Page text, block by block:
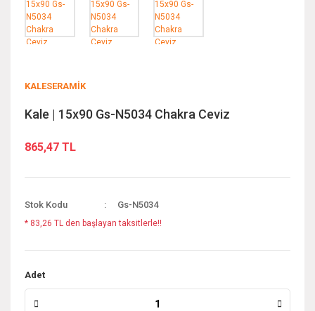
KALESERAMİK
Kale | 15x90 Gs-N5034 Chakra Ceviz
865,47 TL
Stok Kodu Gs-N5034
* 83,26 TL den başlayan taksitlerle!!
Adet